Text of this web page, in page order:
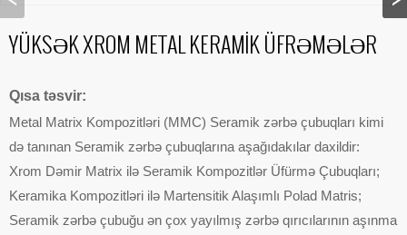
YÜKSƏK XROM METAL KERAMİK ÜFRƏMƏLƏR
Qısa təsvir:
Metal Matrix Kompozitləri (MMC) Seramik zərbə çubuqları kimi
də tanınan Seramik zərbə çubuqlarına aşağıdakılar daxildir:
Xrom Dəmir Matrix ilə Seramik Kompozitlər Üfürmə Çubuqları;
Keramika Kompozitləri ilə Martensitik Alaşımlı Polad Matris;
Seramik zərbə çubuğu ən çox yayılmış zərbə qırıcılarının aşınma